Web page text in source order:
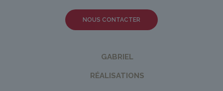
NOUS CONTACTER
GABRIEL
RÉALISATIONS